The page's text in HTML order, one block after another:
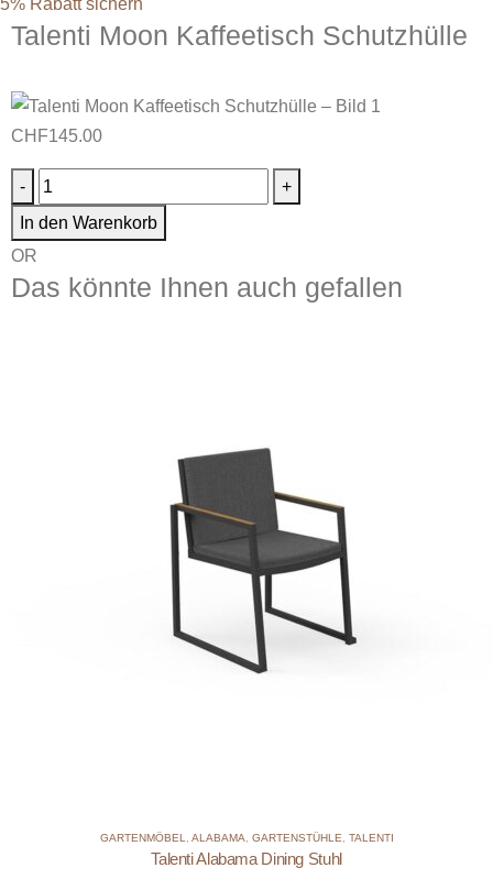
Talenti Moon Kaffeetisch Schutzhülle
CHF145.00
-
+
In den Warenkorb
OR
Das könnte Ihnen auch gefallen
GARTENMÖBEL ALABAMA GARTENSTÜHLE TALENTI
Talenti Alabama Dining Stuhl